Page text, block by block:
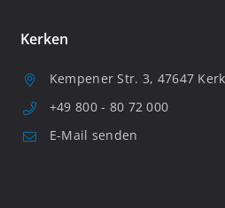
Kerken
Kempener Str. 3, 47647
+49 800 - 80 72 000
E-Mail senden